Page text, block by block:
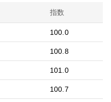
指数
100.0
100.8
101.0
100.7